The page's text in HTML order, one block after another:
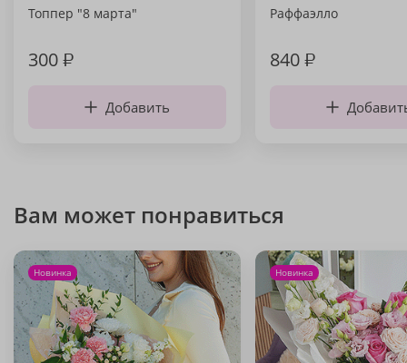
Топпер "8 марта"
300₽
Добавить
Раффаэлло
840₽
Вам может понравиться
Новинка Новинка